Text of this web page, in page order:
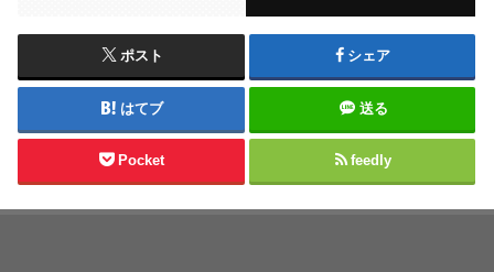
ポスト シェア
はてブ 送る
Pocket feedly